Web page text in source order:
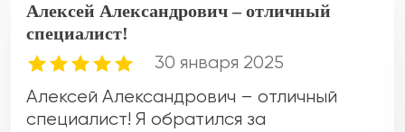
Алексей Александрович – отличный
специалист!
30 января 2025
Алексей Александрович – отличный
специалист! Я обратился за